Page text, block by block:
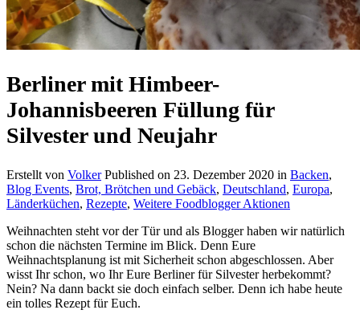
Berliner mit Himbeer-
Johannisbeeren Füllung für
Silvester und Neujahr
Erstellt von Volker Published on 23. Dezember 2020 in Backen,
Blog Events, Brot, Brötchen und Gebäck, Deutschland, Europa,
Länderküchen, Rezepte, Weitere Foodblogger Aktionen
Weihnachten steht vor der Tür und als Blogger haben wir natürlich
schon die nächsten Termine im Blick. Denn Eure
Weihnachtsplanung ist mit Sicherheit schon abgeschlossen. Aber
wisst Ihr schon, wo Ihr Eure Berliner für Silvester herbekommt?
Nein? Na dann backt sie doch einfach selber. Denn ich habe heute
ein tolles Rezept für Euch.